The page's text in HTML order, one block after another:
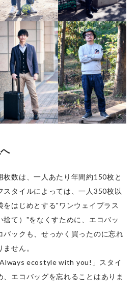
枚数は、一人あたり年間約150枚と
スタイルによっては、一人350枚以
をはじめとする"ワンウェイプラス
捨て）"をなくすために、エコバッ
バックも、せっかく買ったのに忘れ
せん。
ecostyle with you!」スタイ
、エコバッグを忘れることはありま